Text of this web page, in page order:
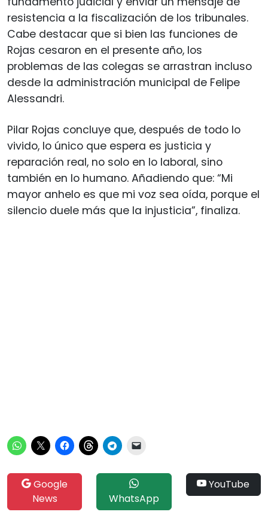
resistencia a la fiscalización de los tribunales.
Cabe destacar que si bien las funciones de
Rojas cesaron en el presente año, los
problemas de las colegas se arrastran incluso
desde la administración municipal de Felipe
Alessandri.
Pilar Rojas concluye que, después de todo lo
vivido, lo único que espera es justicia y
reparación real, no solo en lo laboral, sino
también en lo humano. Añadiendo que: “Mi
mayor anhelo es que mi voz sea oída, porque el
silencio duele más que la injusticia”, finaliza.
Google
News
WhatsApp
YouTube